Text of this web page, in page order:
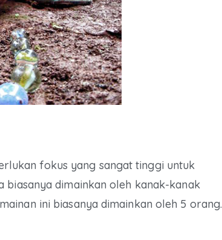
fokus yang sangat tinggi untuk
biasanya dimainkan oleh kanak-kanak
ini biasanya dimainkan oleh 5 orang.